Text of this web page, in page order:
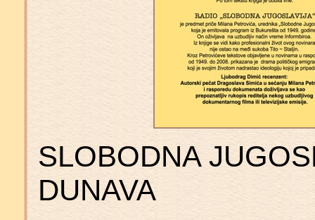
SLOBODNA
DUNAVA